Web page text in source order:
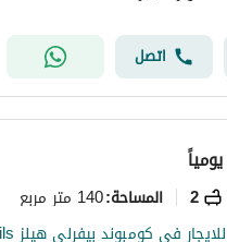
اتصل
يومياً
2 المساحة:140 متر مربع